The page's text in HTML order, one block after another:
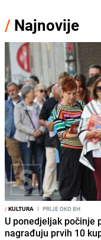
/ Najnovije
/KULTURA I PRIJE OKO 8H
U ponedjeljak počinje
nagrađuju prvih 10